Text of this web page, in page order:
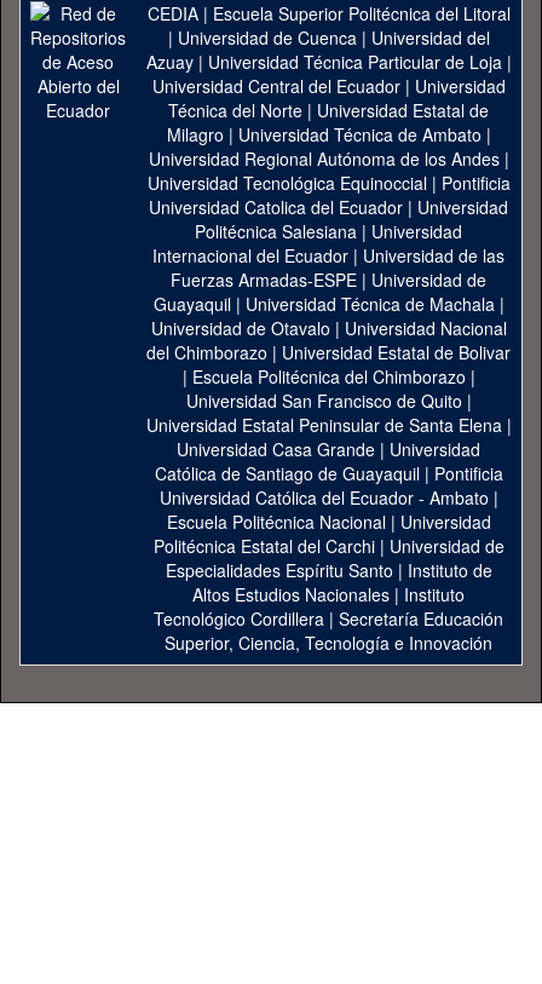
CEDIA| Escuela Superior Politécnica del Litoral
| Universidad de Cuenca| Universidad del
Azuay| Universidad Técnica Particular de Loja|
Universidad Central del Ecuador| Universidad
Técnica del Norte | Universidad Estatal de
Milagro | Universidad Técnica de Ambato |
Universidad Regional Autónoma de los Andes|
Universidad Tecnológica Equinoccial| Pontificia
Universidad Catolica del Ecuador | Universidad
Politécnica Salesiana | Universidad
Internacional del Ecuador | Universidad de las
Fuerzas Armadas-ESPE | Universidad de
Guayaquil| Universidad Técnica de Machala|
Universidad de Otavalo | Universidad Nacional
del Chimborazo | Universidad Estatal de Bolivar
| Escuela Politécnica del Chimborazo |
Universidad San Francisco de Quito |
Universidad Estatal Peninsular de Santa Elena|
Universidad Casa Grande | Universidad
Católica de Santiago de Guayaquil| Pontificia
Universidad Católica del Ecuador - Ambato |
Escuela Politécnica Nacional| Universidad
Politécnica Estatal del Carchi| Universidad de
Especialidades Espíritu Santo | Instituto de
Altos Estudios Nacionales | Instituto
Tecnológico Cordillera | Secretaría Educación
Superior, Ciencia, Tecnología e Innovación